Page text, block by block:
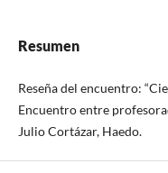
Resumen
Reseña del encuentro:
Encuentro entre
Julio Cortázar, Haedo.